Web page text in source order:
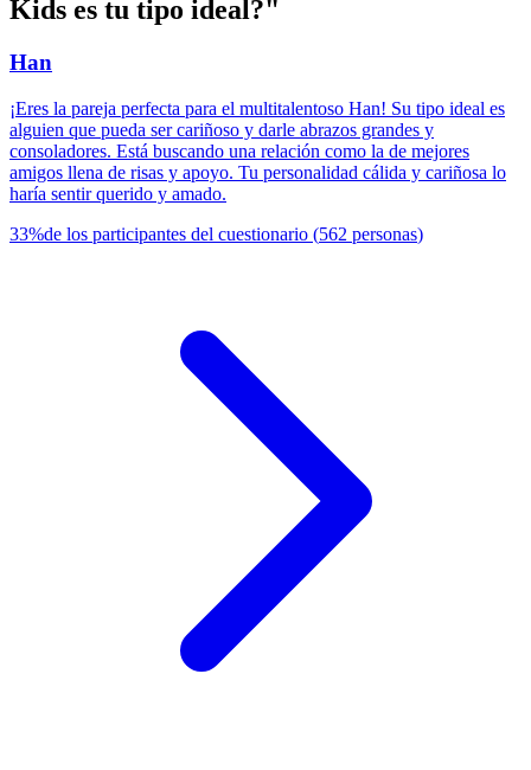
Kids es tu tipo ideal?"
Han
¡Eres la pareja perfecta para el multitalentoso Han! Su tipo ideal es
alguien que pueda ser cariñoso y darle abrazos grandes y
consoladores. Está buscando una relación como la de mejores
amigos llena de risas y apoyo. Tu personalidad cálida y cariñosa lo
haría sentir querido y amado.
33%de los participantes del cuestionario (562 personas)